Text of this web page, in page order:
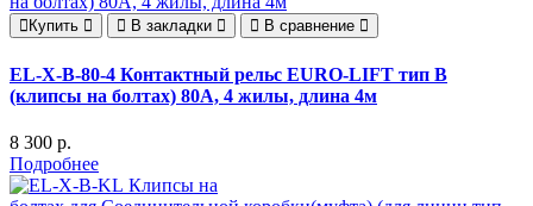
Купить В закладки В сравнение
EL-X-B-80-4 Контактный рельс EURO-LIFT тип B
(клипсы на болтах) 80А, 4 жилы, длина 4м
8 300 р.
Подробнее